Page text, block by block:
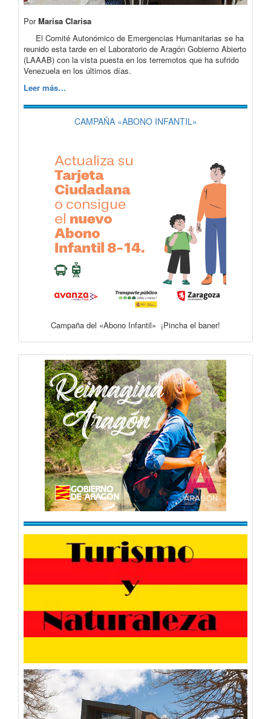
PorMarisa Clarisa
El Comité Autonómico de Emergencias Humanitarias se ha
reunido esta tarde en el Laboratorio de Aragón Gobierno Abierto
(LAAAB) con la vista puesta en los terremotos que ha sufrido
Venezuela en los últimos días.
Leer más…
CAMPAÑA «ABONO INFANTIL»
Campaña del «Abono Infantil» ¡Pincha el baner!